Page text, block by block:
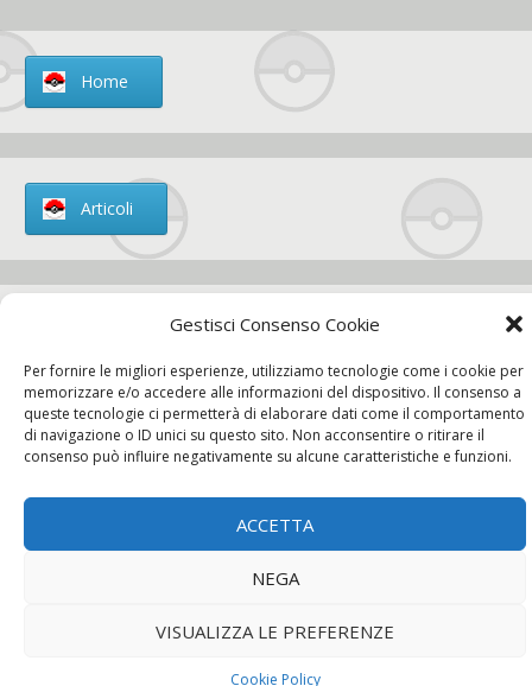
Gestisci Consenso Cookie
Per fornire le migliori esperienze, utilizziamo tecnologie come i cookie per
memorizzare e/o accedere alle informazioni del dispositivo. Il consenso a
queste tecnologie ci permetterà di elaborare dati come il comportamento
di navigazione o ID unici su questo sito. Non acconsentire o ritirare il
consenso può influire negativamente su alcune caratteristiche e funzioni.
ACCETTA
NEGA
VISUALIZZA LE PREFERENZE
Cookie Policy
Home
Articoli
Chi siamo
Contatti